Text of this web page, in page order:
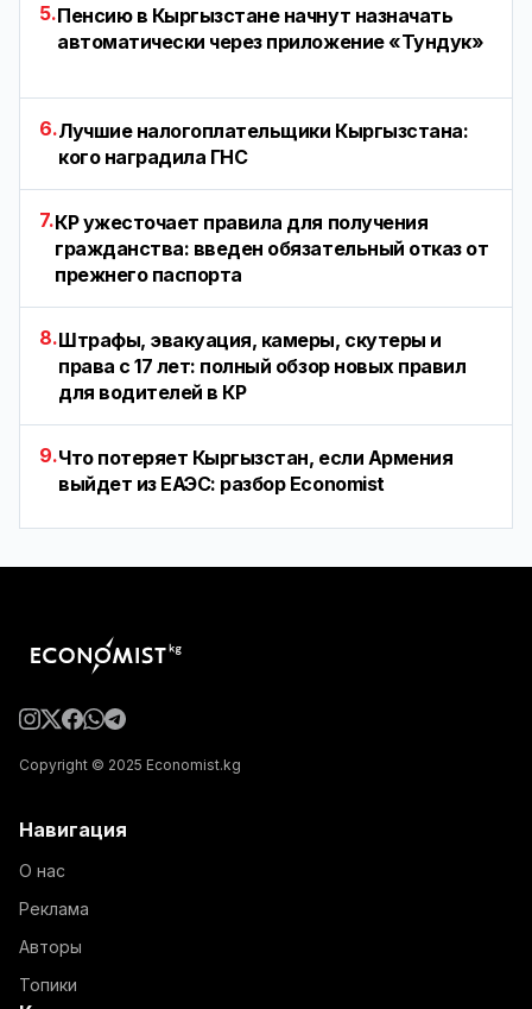
5.Пенсию в Кыргызстане начнут назначать
автоматически через приложение «Тундук»
6.Лучшие налогоплательщики Кыргызстана:
кого наградила ГНС
7.КР ужесточает правила для получения
гражданства: введен обязательный отказ от
прежнего паспорта
8.Штрафы, эвакуация, камеры, скутеры и
права с 17 лет: полный обзор новых правил
для водителей в КР
9.Что потеряет Кыргызстан, если Армения
выйдет из ЕАЭС: разбор Economist
Copyright © 2025 Economist.kg
Навигация
О нас
Реклама
Авторы
Топики